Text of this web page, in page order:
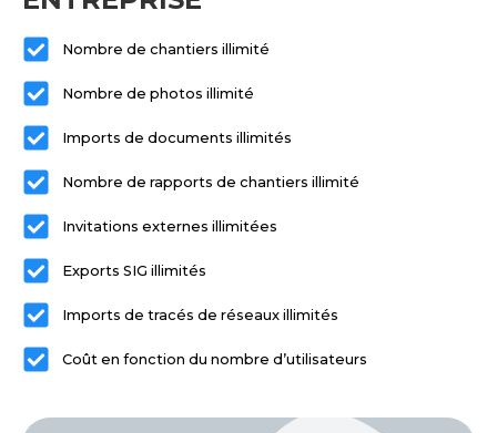
Nombre de chantiers illimité
Nombre de photos illimité
Imports de documents illimités
Nombre de rapports de chantiers illimité
Invitations externes illimitées
Exports SIG illimités
Imports de tracés de réseaux illimités
Coût en fonction du nombre d’utilisateurs